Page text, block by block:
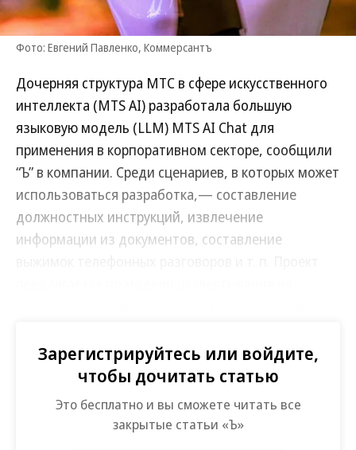
Фото: Евгений Павленко, Коммерсантъ
Дочерняя структура МТС в сфере искусственного
интеллекта (MTS AI) разработала большую
языковую модель (LLM) MTS AI Chat для
применения в корпоративном секторе, сообщили
“Ъ” в компании. Среди сценариев, в которых может
использоваться разработка,— составление
должностных инструкций, извлечение
информации из документов, составление
дополнительно».
В июле 2023 года МТС искала на hh.ru
сотрудников на позицию исследователя данных
для «обучения моделей МТС-ruGPT и МТС-
Зарегистрируйтесь или войдите,
чтобы дочитать статью
Это бесплатно и вы сможете читать все
закрытые статьи «Ъ»